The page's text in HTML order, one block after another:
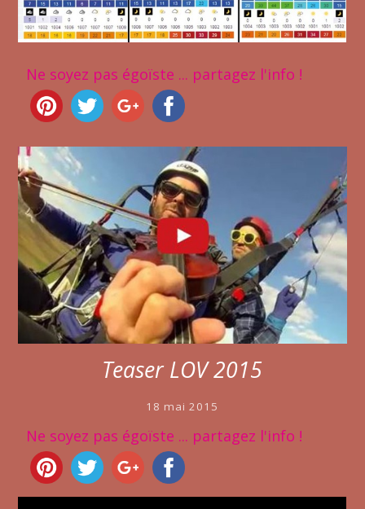
Ne soyez pas égoïste ... partagez l'info !
Teaser LOV 2015
18 mai 2015
Ne soyez pas égoïste ... partagez l'info !